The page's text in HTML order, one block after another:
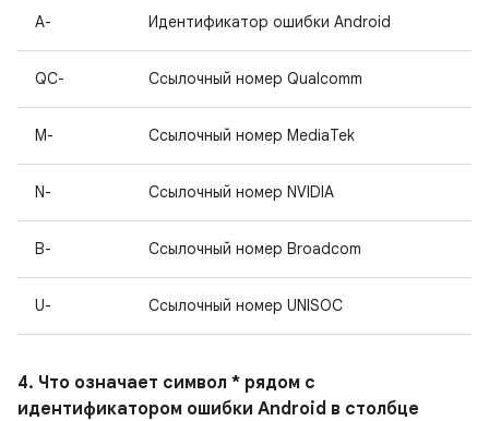
A- Идентификатор ошибки Android
QC- Ссылочный номер Qualcomm
M- Ссылочный номер MediaTek
N- Ссылочный номер NVIDIA
B- Ссылочный номер Broadcom
U- Ссылочный номер UNISOC
4. Что означает символ * рядом с
идентификатором ошибки Android в столбце